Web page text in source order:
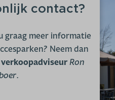
contact?
graag meer informatie
Neem dan
verkoopadviseurRon
.